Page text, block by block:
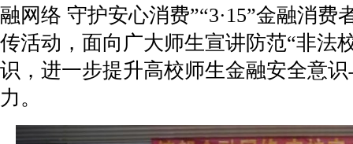
融网络 守护安心消费”“3·15”金融消费
传活动，面向广大师生宣讲防范“非法
识，进一步提升高校师生金融安全意
力。